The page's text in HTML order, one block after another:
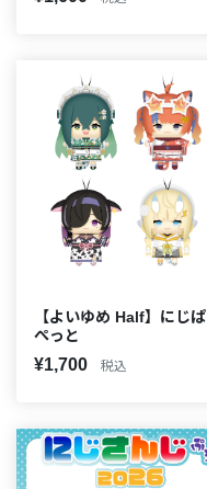
【よいゆめ Half】にじぱ
ぺっと
¥1,700 税込